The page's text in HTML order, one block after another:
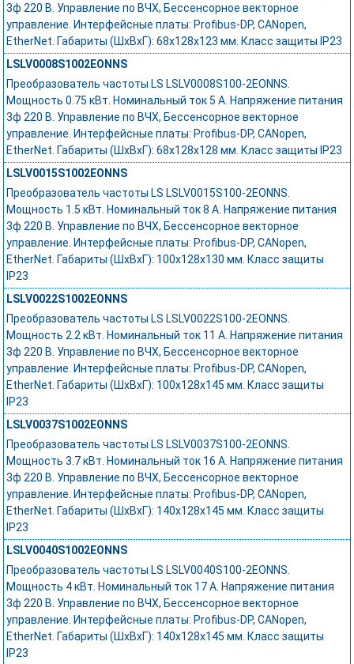
3ф 220 В. Управление по ВЧХ, Бессенсорное векторное
управление. Интерфейсные платы: Profibus-DP, CANopen,
EtherNet. Габариты (ШхВхГ): 68х128х123 мм. Класс защиты IP23
LSLV0008S1002EONNS
Преобразователь частоты LS LSLV0008S100-2EONNS.
Мощность 0.75 кВт. Номинальный ток 5 А. Напряжение питания
3ф 220 В. Управление по ВЧХ, Бессенсорное векторное
управление. Интерфейсные платы: Profibus-DP, CANopen,
EtherNet. Габариты (ШхВхГ): 68х128х128 мм. Класс защиты IP23
LSLV0015S1002EONNS
Преобразователь частоты LS LSLV0015S100-2EONNS.
Мощность 1.5 кВт. Номинальный ток 8 А. Напряжение питания
3ф 220 В. Управление по ВЧХ, Бессенсорное векторное
управление. Интерфейсные платы: Profibus-DP, CANopen,
EtherNet. Габариты (ШхВхГ): 100х128х130 мм. Класс защиты
IP23
LSLV0022S1002EONNS
Преобразователь частоты LS LSLV0022S100-2EONNS.
Мощность 2.2 кВт. Номинальный ток 11 А. Напряжение питания
3ф 220 В. Управление по ВЧХ, Бессенсорное векторное
управление. Интерфейсные платы: Profibus-DP, CANopen,
EtherNet. Габариты (ШхВхГ): 100х128х145 мм. Класс защиты
IP23
LSLV0037S1002EONNS
Преобразователь частоты LS LSLV0037S100-2EONNS.
Мощность 3.7 кВт. Номинальный ток 16 А. Напряжение питания
3ф 220 В. Управление по ВЧХ, Бессенсорное векторное
управление. Интерфейсные платы: Profibus-DP, CANopen,
EtherNet. Габариты (ШхВхГ): 140х128х145 мм. Класс защиты
IP23
LSLV0040S1002EONNS
Преобразователь частоты LS LSLV0040S100-2EONNS.
Мощность 4 кВт. Номинальный ток 17 А. Напряжение питания
3ф 220 В. Управление по ВЧХ, Бессенсорное векторное
управление. Интерфейсные платы: Profibus-DP, CANopen,
EtherNet. Габариты (ШхВхГ): 140х128х145 мм. Класс защиты
IP23